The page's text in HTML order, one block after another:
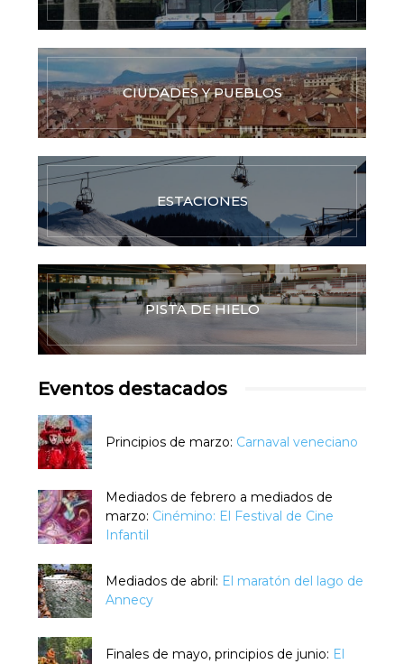
CIUDADES Y PUEBLOS
ESTACIONES
PISTA DE HIELO
Eventos destacados
Principios de marzo: Carnaval veneciano
Mediados de febrero a mediados de
marzo: Cinémino: El Festival de Cine
Infantil
Mediados de abril: El maratón del lago de
Annecy
Finales de mayo, principios de junio: El